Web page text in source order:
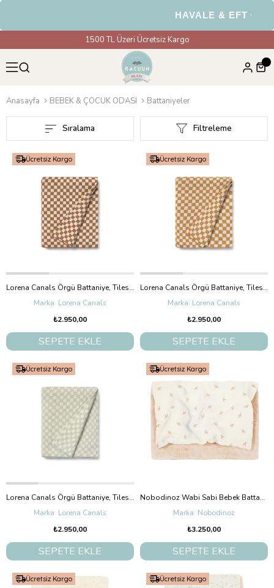
HAVALE & EFT
1500 TL Üzeri Ücretsiz Kargo
Anasayfa BEBEK & ÇOCUK ODASI Battaniyeler
Filtreleme
Sıralama
Lorena Canals Örgü Battaniye, Tiles Toffee
Lorena Canals
₺2.950,00
SEPETE EKLE
Ücretsiz Kargo
Lorena Canals Örgü Battaniye, Tiles Honey
Lorena Canals
₺2.950,00
SEPETE EKLE
Ücretsiz Kargo
Lorena Canals Örgü Battaniye, Tiles Blue Sage
Lorena Canals
₺2.950,00
SEPETE EKLE
Ücretsiz Kargo
Nobodinoz Wabi Sabi Bebek Battaniye, Nude Haiku Birds
Nobodinoz
₺3.250,00
SEPETE EKLE
Ücretsiz Kargo
Ücretsiz Kargo Ücretsiz Kargo